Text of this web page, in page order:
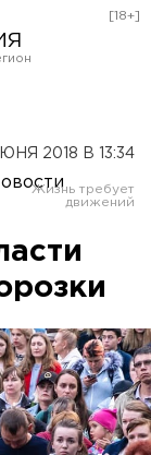
[18+]
2018 В 13:34